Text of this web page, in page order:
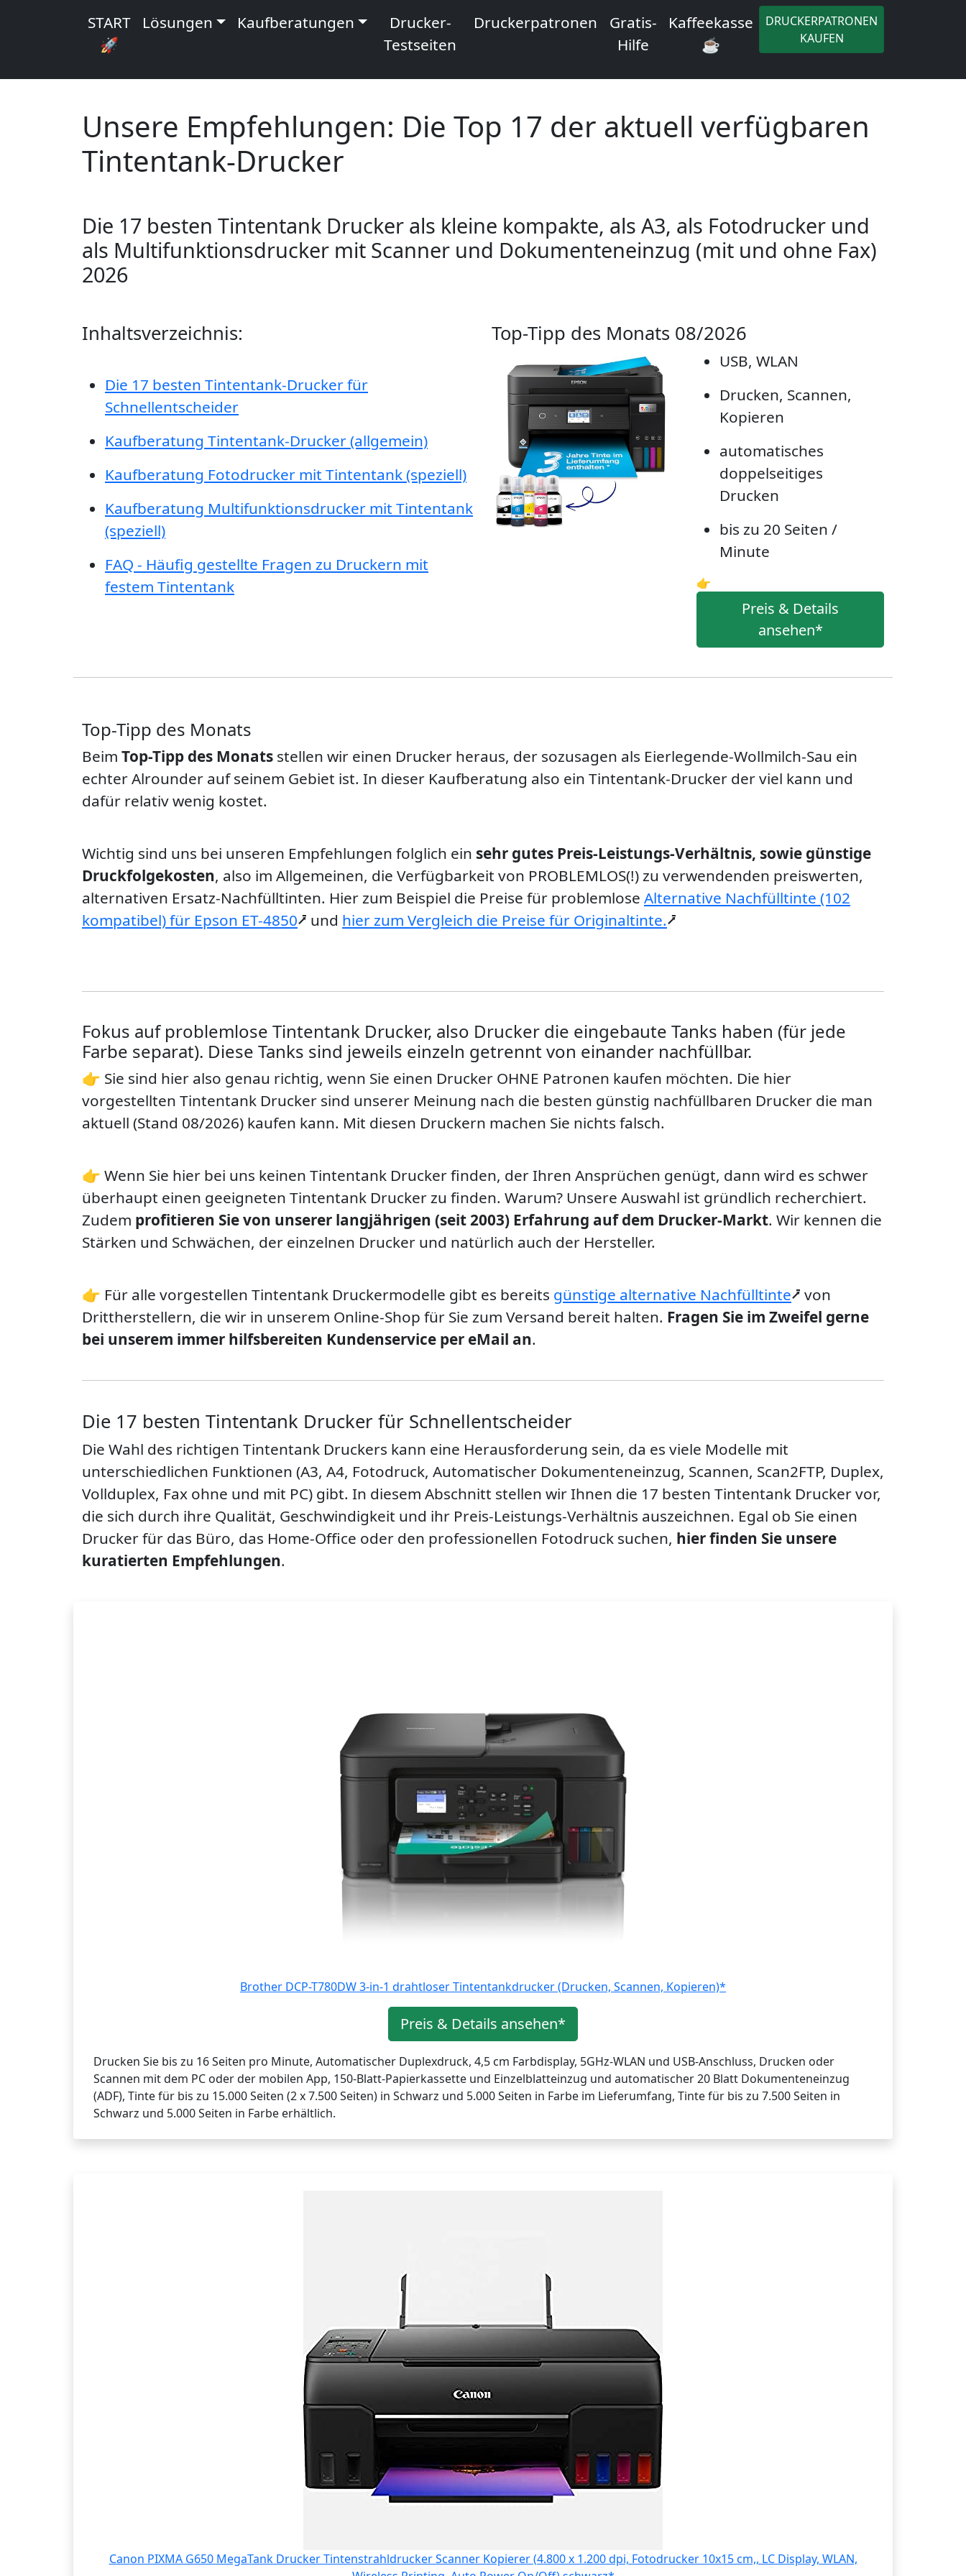
START
🚀
Lösungen Kaufberatungen
Drucker-
Testseiten
Druckerpatronen
Gratis-
Hilfe
Kaffeekasse
☕
DRUCKERPATRONEN
KAUFEN
Unsere Empfehlungen: Die Top 17 der aktuell verfügbaren
Tintentank-Drucker
Die 17 besten Tintentank Drucker als kleine kompakte, als A3, als Fotodrucker und
als Multifunktionsdrucker mit Scanner und Dokumenteneinzug (mit und ohne Fax)
2026
Inhaltsverzeichnis:
Die 17 besten Tintentank-Drucker für
Schnellentscheider
Kaufberatung Tintentank-Drucker (allgemein)
Kaufberatung Fotodrucker mit Tintentank (speziell)
Kaufberatung Multifunktionsdrucker mit Tintentank
(speziell)
FAQ - Häufig gestellte Fragen zu Druckern mit
festem Tintentank
Top-Tipp des Monats 08/2026
USB, WLAN
Drucken, Scannen,
Kopieren
automatisches
doppelseitiges
Drucken
bis zu 20 Seiten /
Minute
👉
Preis & Details
ansehen*
Top-Tipp des Monats
Beim Top-Tipp des Monats stellen wir einen Drucker heraus, der sozusagen als Eierlegende-Wollmilch-Sau ein
echter Alrounder auf seinem Gebiet ist. In dieser Kaufberatung also ein Tintentank-Drucker der viel kann und
dafür relativ wenig kostet.
Wichtig sind uns bei unseren Empfehlungen folglich ein sehr gutes Preis-Leistungs-Verhältnis, sowie günstige
Druckfolgekosten, also im Allgemeinen, die Verfügbarkeit von PROBLEMLOS(!) zu verwendenden preiswerten,
alternativen Ersatz-Nachfülltinten. Hier zum Beispiel die Preise für problemlose Alternative Nachfülltinte (102
kompatibel) für Epson ET-4850⭷ und hier zum Vergleich die Preise für Originaltinte.⭷
Fokus auf problemlose Tintentank Drucker, also Drucker die eingebaute Tanks haben (für jede
Farbe separat). Diese Tanks sind jeweils einzeln getrennt von einander nachfüllbar.
👉 Sie sind hier also genau richtig, wenn Sie einen Drucker OHNE Patronen kaufen möchten. Die hier
vorgestellten Tintentank Drucker sind unserer Meinung nach die besten günstig nachfüllbaren Drucker die man
aktuell (Stand 08/2026) kaufen kann. Mit diesen Druckern machen Sie nichts falsch.
👉 Wenn Sie hier bei uns keinen Tintentank Drucker finden, der Ihren Ansprüchen genügt, dann wird es schwer
überhaupt einen geeigneten Tintentank Drucker zu finden. Warum? Unsere Auswahl ist gründlich recherchiert.
Zudem profitieren Sie von unserer langjährigen (seit 2003) Erfahrung auf dem Drucker-Markt. Wir kennen die
Stärken und Schwächen, der einzelnen Drucker und natürlich auch der Hersteller.
👉 Für alle vorgestellen Tintentank Druckermodelle gibt es bereits günstige alternative Nachfülltinte⭷ von
Drittherstellern, die wir in unserem Online-Shop für Sie zum Versand bereit halten. Fragen Sie im Zweifel gerne
bei unserem immer hilfsbereiten Kundenservice per eMail an.
Die 17 besten Tintentank Drucker für Schnellentscheider
Die Wahl des richtigen Tintentank Druckers kann eine Herausforderung sein, da es viele Modelle mit
unterschiedlichen Funktionen (A3, A4, Fotodruck, Automatischer Dokumenteneinzug, Scannen, Scan2FTP, Duplex,
Vollduplex, Fax ohne und mit PC) gibt. In diesem Abschnitt stellen wir Ihnen die 17 besten Tintentank Drucker vor,
die sich durch ihre Qualität, Geschwindigkeit und ihr Preis-Leistungs-Verhältnis auszeichnen. Egal ob Sie einen
Drucker für das Büro, das Home-Office oder den professionellen Fotodruck suchen, hier finden Sie unsere
kuratierten Empfehlungen.
Brother DCP-T780DW 3-in-1 drahtloser Tintentankdrucker (Drucken, Scannen, Kopieren)*
Preis & Details ansehen*
Drucken Sie bis zu 16 Seiten pro Minute, Automatischer Duplexdruck, 4,5 cm Farbdisplay, 5GHz-WLAN und USB-Anschluss, Drucken oder
Scannen mit dem PC oder der mobilen App, 150-Blatt-Papierkassette und Einzelblatteinzug und automatischer 20 Blatt Dokumenteneinzug
(ADF), Tinte für bis zu 15.000 Seiten (2 x 7.500 Seiten) in Schwarz und 5.000 Seiten in Farbe im Lieferumfang, Tinte für bis zu 7.500 Seiten in
Schwarz und 5.000 Seiten in Farbe erhältlich.
Canon PIXMA G650 MegaTank Drucker Tintenstrahldrucker Scanner Kopierer (4.800 x 1.200 dpi, Fotodrucker 10x15 cm,, LC Display, WLAN,